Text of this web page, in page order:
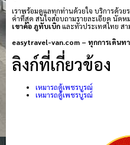
เราพร้อมดูแลทุกท่านด้วยใจ บริการด้วย
ค่าที่สุด สนใจสอบถามรายละเอียด นัดห
เขาค้อภูทับเบิกและทั่วประเทศไทย ส
easytravel-van.com – ทุกการเดินท
ลิงก์ที่เกี่ยวข้อง
เหมารถตู้เพชรบูรณ์
เหมารถตู้เพชรบูรณ์